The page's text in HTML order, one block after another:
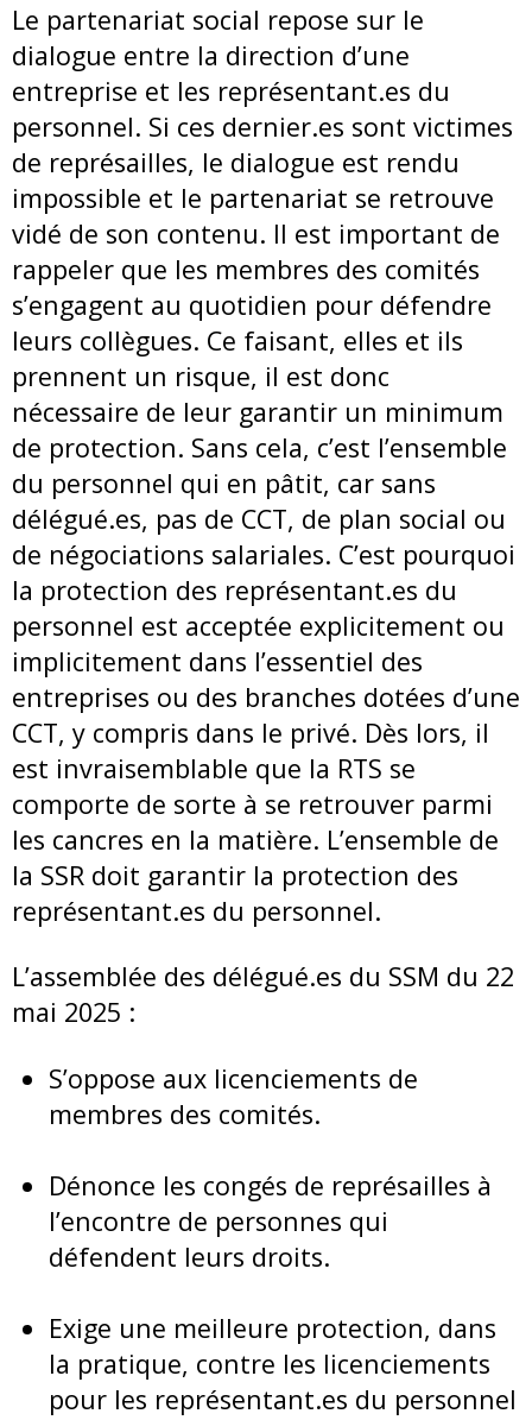
Le partenariat social repose sur le
dialogue entre la direction d’une
entreprise et les représentant.es du
personnel. Si ces dernier.es sont victimes
de représailles, le dialogue est rendu
impossible et le partenariat se retrouve
vidé de son contenu. Il est important de
rappeler que les membres des comités
s’engagent au quotidien pour défendre
leurs collègues. Ce faisant, elles et ils
prennent un risque, il est donc
nécessaire de leur garantir un minimum
de protection. Sans cela, c’est l’ensemble
du personnel qui en pâtit, car sans
délégué.es, pas de CCT, de plan social ou
de négociations salariales. C’est pourquoi
la protection des représentant.es du
personnel est acceptée explicitement ou
implicitement dans l’essentiel des
entreprises ou des branches dotées d’une
CCT, y compris dans le privé. Dès lors, il
est invraisemblable que la RTS se
comporte de sorte à se retrouver parmi
les cancres en la matière. L’ensemble de
la SSR doit garantir la protection des
représentant.es du personnel.
L’assemblée des délégué.es du SSM du 22
mai 2025 :
S’oppose aux licenciements de
membres des comités.
Dénonce les congés de représailles à
l’encontre de personnes qui
défendent leurs droits.
Exige une meilleure protection, dans
la pratique, contre les licenciements
pour les représentant.es du personnel